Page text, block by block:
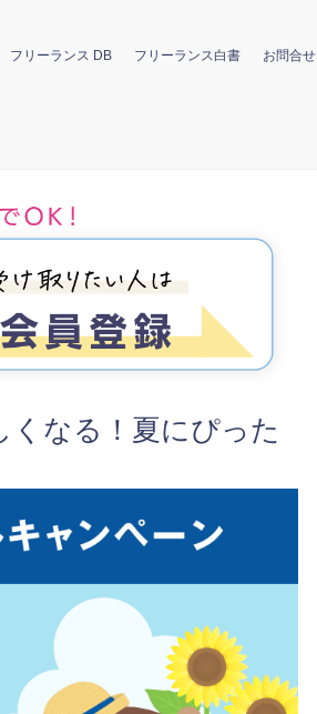
フリーランス DB フリーランス白書 お問合せ
くなる！夏にぴった